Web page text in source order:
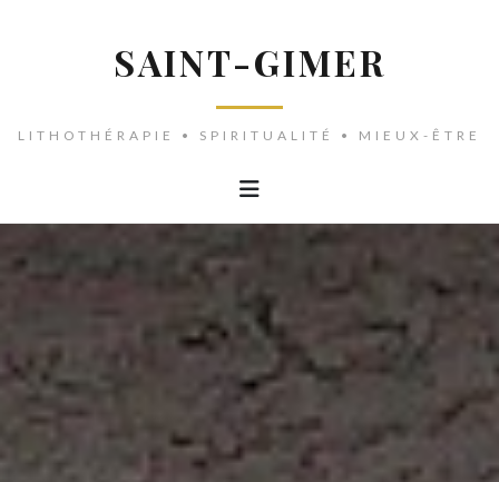
SAINT-GIMER
LITHOTHÉRAPIE • SPIRITUALITÉ • MIEUX-ÊTRE